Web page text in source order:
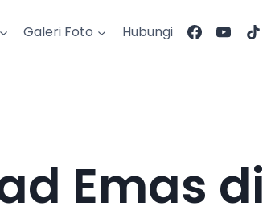
Galeri Foto Hubungi
Emas di